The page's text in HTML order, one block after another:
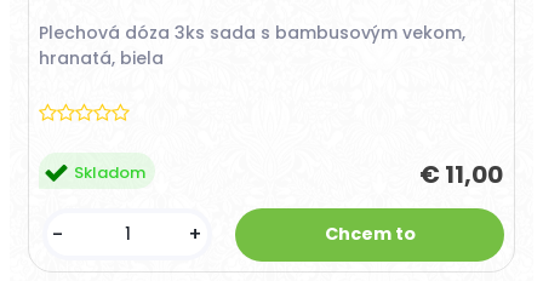
Plechová dóza 3ks sada s bambusovým vekom,
hranatá, biela
€ 11,00
Skladom
- +